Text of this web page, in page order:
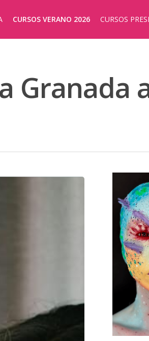
CURSOS VERANO 2026 CURSOS
Granada